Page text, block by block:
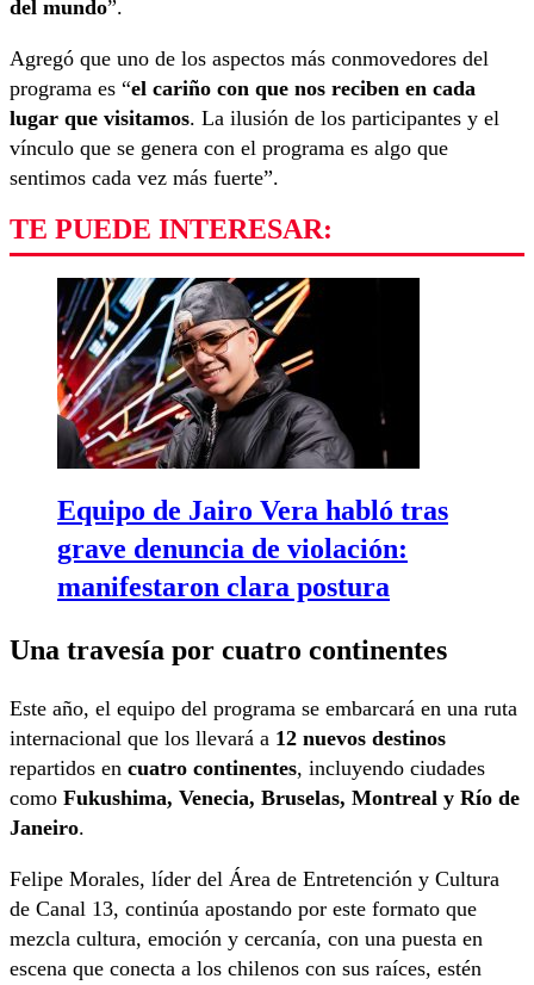
del mundo”.
Agregó que uno de los aspectos más conmovedores del
programa es “el cariño con que nos reciben en cada
lugar que visitamos. La ilusión de los participantes y el
vínculo que se genera con el programa es algo que
sentimos cada vez más fuerte”.
TE PUEDE INTERESAR:
Equipo de Jairo Vera habló tras
grave denuncia de violación:
manifestaron clara postura
Una travesía por cuatro continentes
Este año, el equipo del programa se embarcará en una ruta
internacional que los llevará a 12 nuevos destinos
repartidos en cuatro continentes, incluyendo ciudades
como Fukushima, Venecia, Bruselas, Montreal y Río de
Janeiro.
Felipe Morales, líder del Área de Entretención y Cultura
de Canal 13, continúa apostando por este formato que
mezcla cultura, emoción y cercanía, con una puesta en
escena que conecta a los chilenos con sus raíces, estén